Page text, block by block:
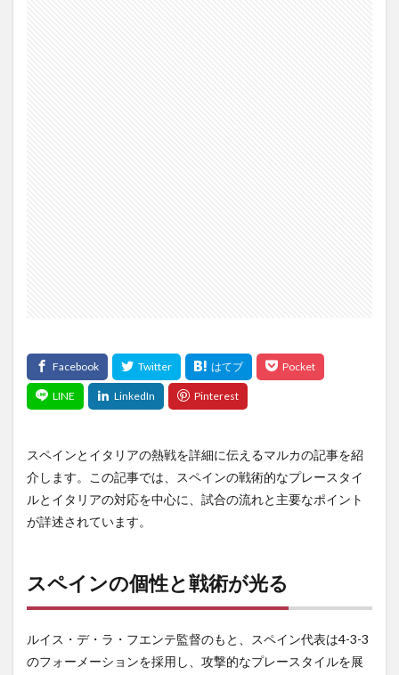
スペインとイタリアの熱戦を詳細に伝えるマルカの記事を紹
介します。この記事では、スペインの戦術的なプレースタイ
ルとイタリアの対応を中心に、試合の流れと主要なポイント
が詳述されています。
スペインの個性と戦術が光る
ルイス・デ・ラ・フエンテ監督のもと、スペイン代表は4-3-3
のフォーメーションを採用し、攻撃的なプレースタイルを展